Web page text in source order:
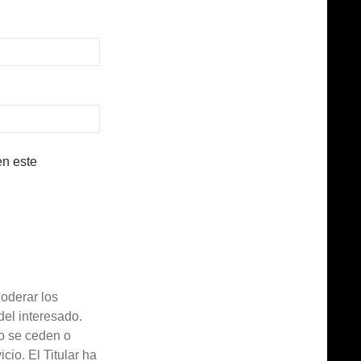
este
los
interesado.
se ceden o
El Titular ha